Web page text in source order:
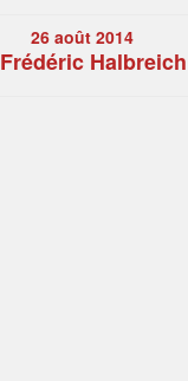
26 août 2014
Frédéric Halbreich